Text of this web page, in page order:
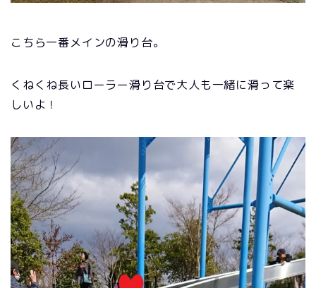
こちら一番メインの滑り台。
くねくね長いローラー滑り台で大人も一緒に滑って楽
しいよ！